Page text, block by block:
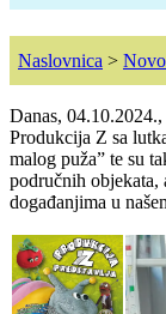
Naslovnica >
Danas,
Produkcija Z sa
malog puža” te su
područnih objekata,
događanjima u